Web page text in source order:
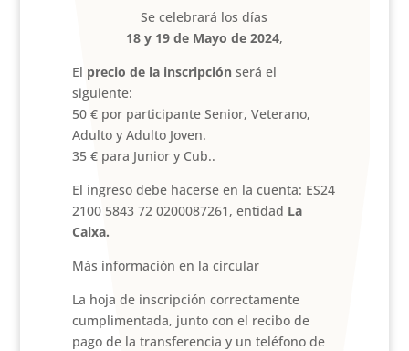
Se celebrará los días
18 y 19 de Mayo de 2024,
El precio de la inscripciónserá el
siguiente:
50 € por participante Senior, Veterano,
Adulto y Adulto Joven.
35 € para Junior y Cub..
El ingreso debe hacerse en la cuenta: ES24
2100 5843 72 0200087261, entidad La
Caixa.
Más información en la circular
La hoja de inscripción correctamente
cumplimentada, junto con el recibo de
pago de la transferencia y un teléfono de